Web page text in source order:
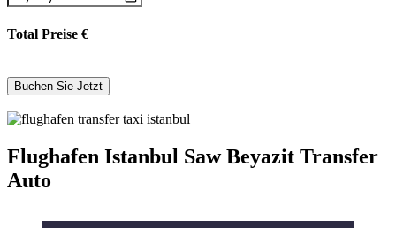
Total Preise €
Flughafen Istanbul Saw Beyazit Transfer
Auto